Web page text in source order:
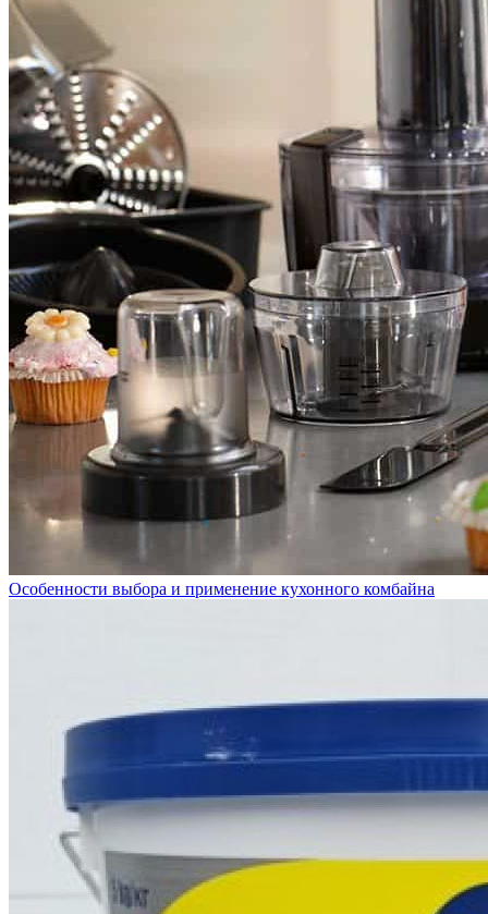
Особенности выбора и применение кухонного комбайна